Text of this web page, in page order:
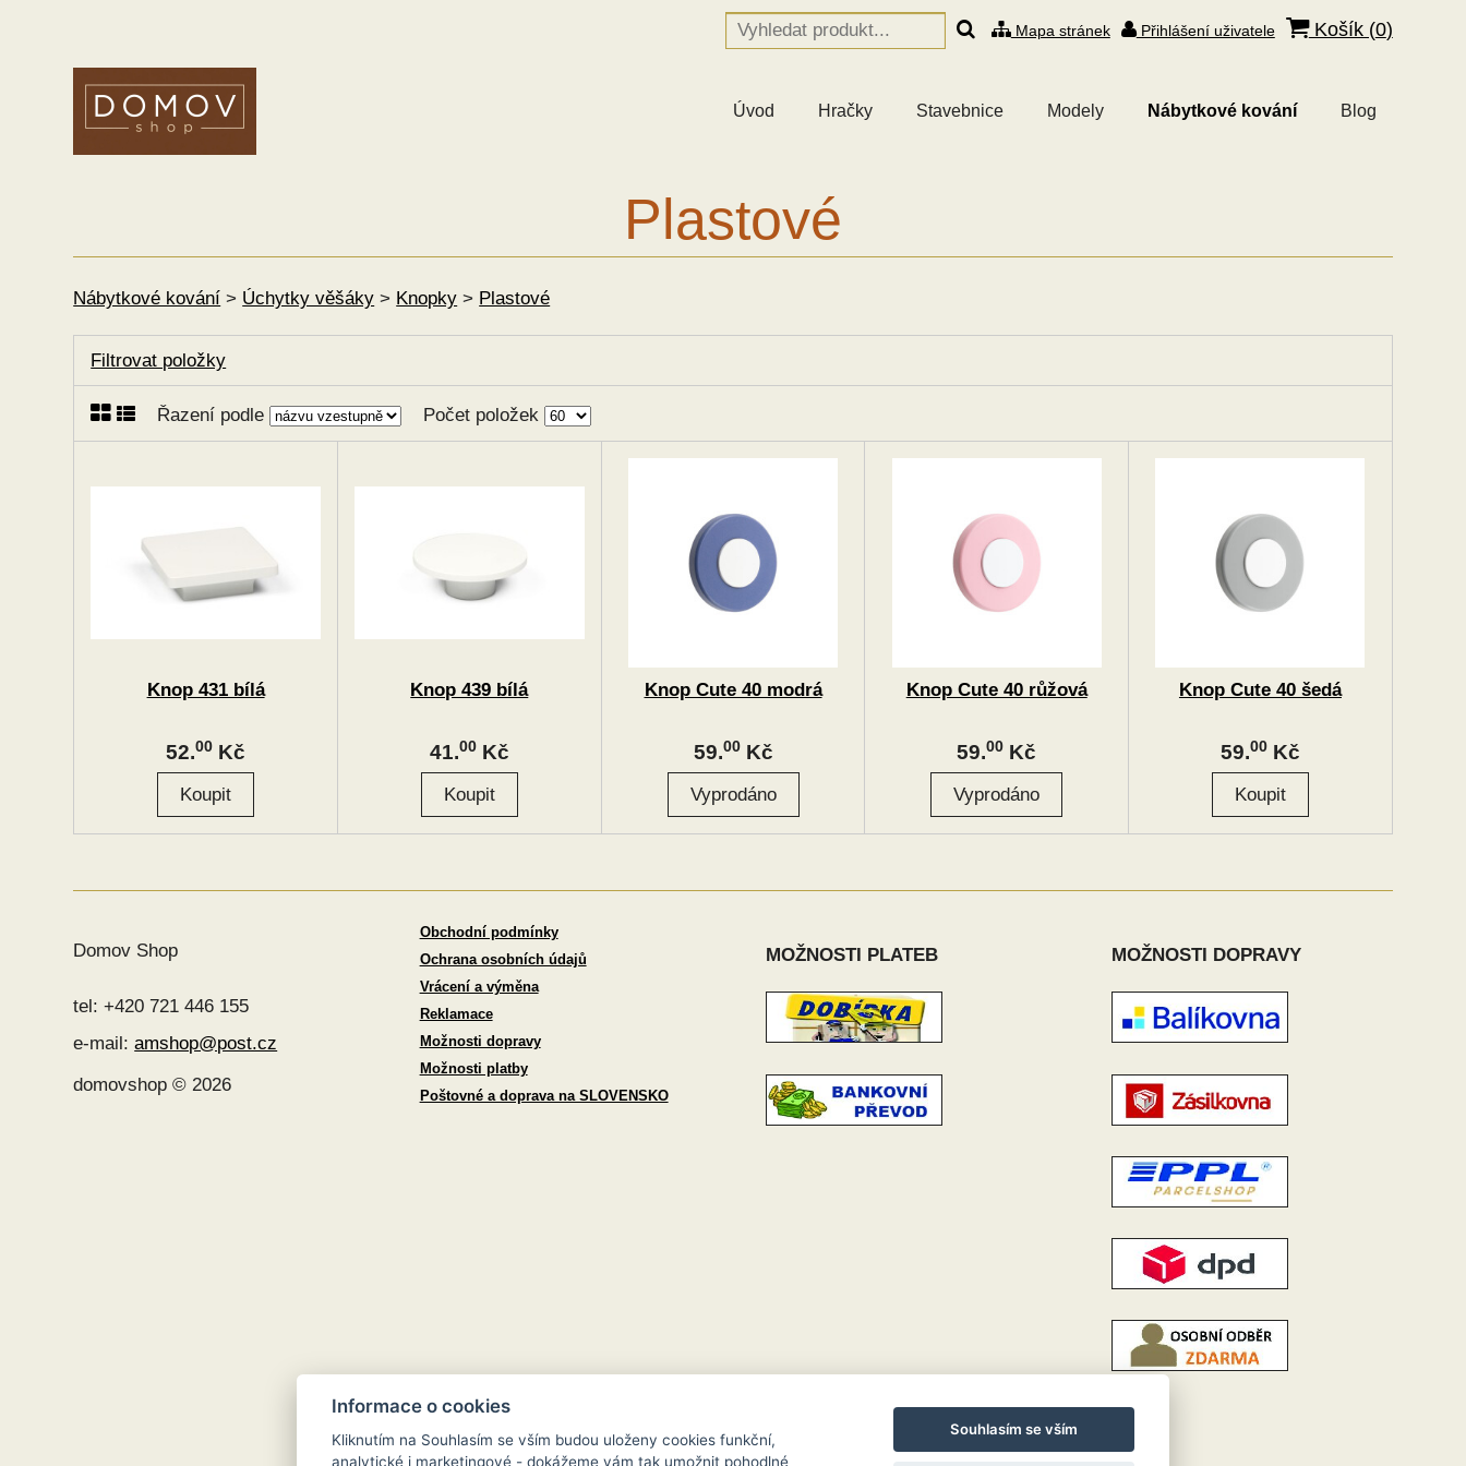
Mapa stránek Přihlášení uživatele Košík (0)
Úvod Hračky Stavebnice Modely Nábytkové kování Blog
Plastové
Nábytkové kování > Úchytky věšáky > Knopky > Plastové
Filtrovat položky
Řazení podle Počet položek
Knop 431 bílá
52.00 Kč
Knop 439 bílá
41.00Kč
Knop Cute 40 modrá
59.00Kč
Knop Cute 40 růžová
59.00 Kč
Knop Cute 40 šedá
59.00Kč
Domov Shop
tel: +420 721 446 155
e-mail:amshop@post.cz
domovshop © 2026
Obchodní podmínky
Ochrana osobních údajů
Vrácení a výměna
Reklamace
Možnosti dopravy
Možnosti platby
Poštovné a doprava na SLOVENSKO
MOŽNOSTI PLATEB MOŽNOSTI DOPRAVY
Informace o cookies
Kliknutím na Souhlasím se vším budou uloženy cookies funkční,
analytické i marketingové - dokážeme vám tak umožnit pohodlné
Souhlasím se vším